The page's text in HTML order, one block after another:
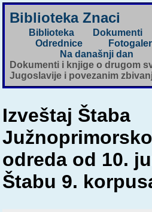
Biblioteka Znaci
Biblioteka Dokumenti
Odrednice
Na današnji dan
Dokumenti i knjige o drugom
Jugoslavije i povezanim
Izveštaj Štaba
odreda od 10.
Štabu 9.